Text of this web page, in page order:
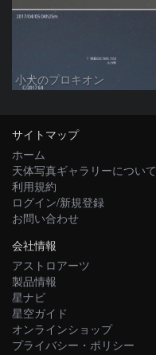
小犬のプロキオン
サイトマップ
ホーム
天体写真ギャラリーについて
利用規約
ログイン/新規登録
お問い合わせ
会社情報
アストロアーツ
製品情報
星ナビ
星空ガイド
オンラインショップ
プライバシー・ポリシー